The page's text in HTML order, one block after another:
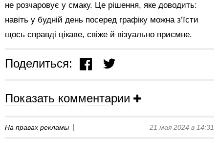
не розчаровує у смаку. Це рішення, яке доводить:
навіть у будній день посеред графіку можна з’їсти
щось справді цікаве, свіже й візуально приємне.
Поделиться:
Показать комментарии
На правах рекламы 21 мая 2024 в 14:31